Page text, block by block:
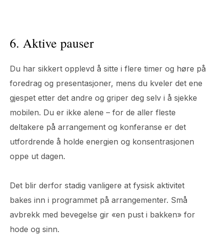
6. Aktive pauser
Du har sikkert opplevd å sitte i flere timer og høre på
foredrag og presentasjoner, mens du kveler det ene
gjespet etter det andre og griper deg selv i å sjekke
mobilen. Du er ikke alene – for de aller fleste
deltakere på arrangement og konferanse er det
utfordrende å holde energien og konsentrasjonen
oppe ut dagen.
Det blir derfor stadig vanligere at fysisk aktivitet
bakes inn i programmet på arrangementer. Små
avbrekk med bevegelse gir «en pust i bakken» for
hode og sinn.